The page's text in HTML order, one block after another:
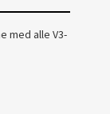
med alle V3-